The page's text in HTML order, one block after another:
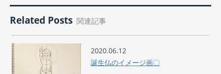
Related Posts 関連記事
2020.06.12
誕生仏のイメージ画〇